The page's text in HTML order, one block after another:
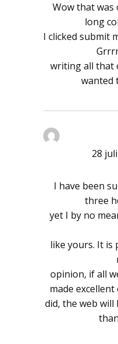
Wow that was
long
I clicked submit
writing all that
wanted
28
I have been
three
yet I by no
like yours. It
opinion, if all
made
did, the web